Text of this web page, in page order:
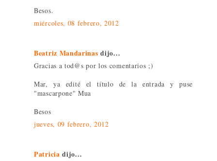
Besos.
miércoles, 08 febrero, 2012
Beatriz Mandarinas dijo...
Gracias a tod@s por los comentarios ;)
Mar, ya edité el título de la entrada y puse
"mascarpone" Mua
Besos
jueves, 09 febrero, 2012
Patricia dijo...